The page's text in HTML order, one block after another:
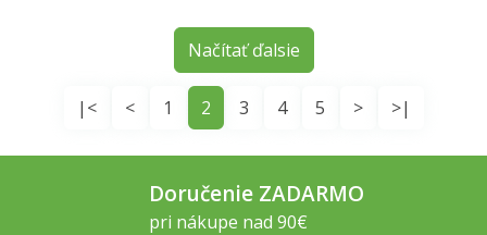
Načítať ďalsie
|< < 1 2 3 4 5 > >|
Doručenie ZADARMO
pri nákupe nad 90€